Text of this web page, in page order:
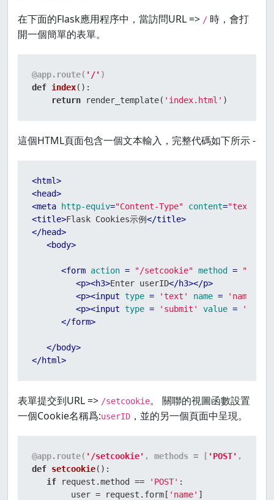
在下面的Flask應用程序中，當訪問URL => / 時，會打
開一個簡單的表單。
@app.route( '/' )
def index():
return render_template( 'index.html' )
這個HTML頁面包含一個文本輸入，完整代碼如下所示 -
<html>
<head>
<meta http-equiv="Content-Type" content="text/
<title>Flask Cookies示例</title>
</head>
<body>
<form action = "/setcookie" method = "POST"
<p><h3>Enter userID</h3></p>
<p><input type = 'text' name = 'name'
<p><input type = 'submit' value = '登錄'
</form>
</body>
</html>
表單提交到URL => /setcookie。 關聯的視圖函數設置
一個Cookie名稱爲:userID ，並的另一個頁面中呈現。
@app.route( '/setcookie' , methods = [ 'POST' ,
def setcookie():
if request.method == 'POST' :
        user = request.form[
'name' ]